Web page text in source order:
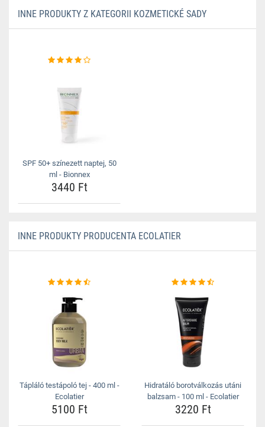
INNE PRODUKTY Z KATEGORII KOZMETICKÉ SADY
SPF 50+ színezett naptej, 50
ml - Bionnex
3440 Ft
INNE PRODUKTY PRODUCENTA ECOLATIER
Tápláló testápoló tej - 400 ml -
Ecolatier
5100 Ft
Hidratáló borotválkozás utáni
balzsam - 100 ml - Ecolatier
3220 Ft